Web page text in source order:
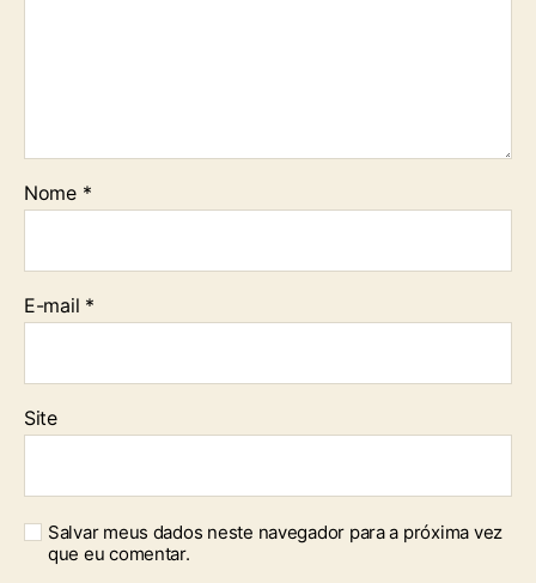
Nome *
E-mail *
Site
Salvar meus dados neste navegador para a próxima vez
que eu comentar.